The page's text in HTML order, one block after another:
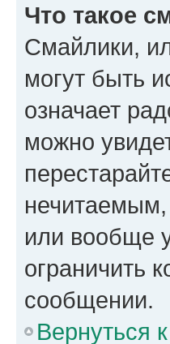
Что такое
Смайлики,
могут быть
означает
можно
или вообще
ограничить
сообщении.
Вернуться